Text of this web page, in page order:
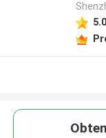
5.0